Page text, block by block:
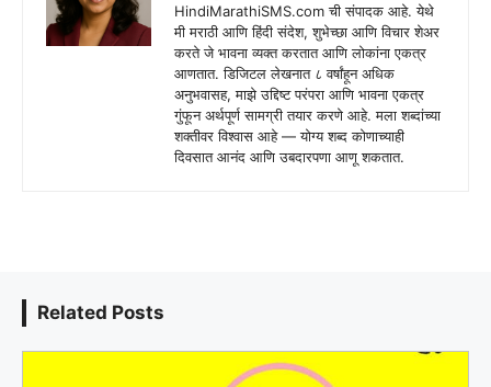
HindiMarathiSMS.com ची संपादक आहे. येथे
मी मराठी आणि हिंदी संदेश, शुभेच्छा आणि विचार शेअर
करते जे भावना व्यक्त करतात आणि लोकांना एकत्र
आणतात. डिजिटल लेखनात ८ वर्षांहून अधिक
अनुभवासह, माझे उद्दिष्ट परंपरा आणि भावना एकत्र
गुंफून अर्थपूर्ण सामग्री तयार करणे आहे. मला शब्दांच्या
शक्तीवर विश्वास आहे — योग्य शब्द कोणाच्याही
दिवसात आनंद आणि उबदारपणा आणू शकतात.
Related Posts